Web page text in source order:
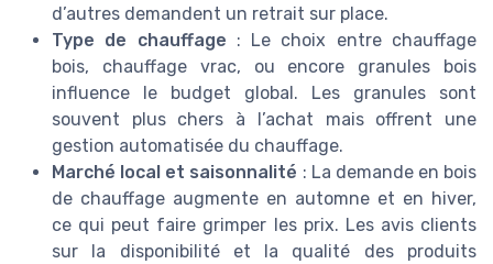
d’autres demandent un retrait sur place.
Type de chauffage : Le choix entre chauffage
bois, chauffage vrac, ou encore granules bois
influence le budget global. Les granules sont
souvent plus chers à l’achat mais offrent une
gestion automatisée du chauffage.
Marché local et saisonnalité : La demande en bois
de chauffage augmente en automne et en hiver,
ce qui peut faire grimper les prix. Les avis clients
sur la disponibilité et la qualité des produits